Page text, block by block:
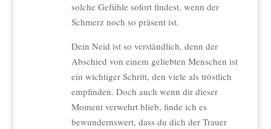
solche Gefühle sofort findest, wenn der
Schmerz noch so präsent ist.
Dein Neid ist so verständlich, denn der
Abschied von einem geliebten Menschen ist
ein wichtiger Schritt, den viele als tröstlich
empfinden. Doch auch wenn dir dieser
Moment verwehrt blieb, finde ich es
bewundernswert, dass du dich der Trauer